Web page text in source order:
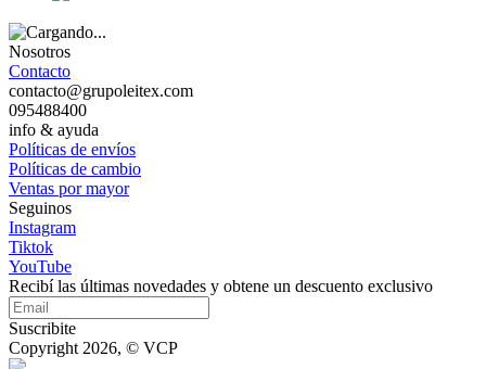
Nosotros
Contacto
contacto@grupoleitex.com
095488400
info & ayuda
Políticas de envíos
Políticas de cambio
Ventas por mayor
Seguinos
Instagram
Tiktok
YouTube
Recibí las últimas novedades y obtene un descuento exclusivo
Suscribite
Copyright 2026, © VCP